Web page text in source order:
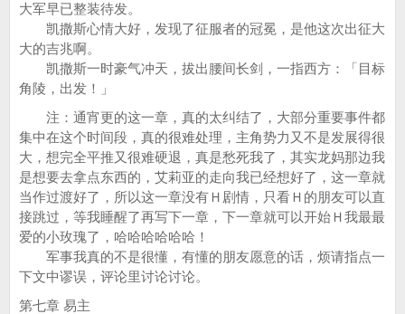
大军早已整装待发。
凯撒斯心情大好，发现了征服者的冠冕，是他这次出征大
大的吉兆啊。
凯撒斯一时豪气冲天，拔出腰间长剑，一指西方：「目标
角陵，出发！」
注：通宵更的这一章，真的太纠结了，大部分重要事件都
集中在这个时间段，真的很难处理，主角势力又不是发展得很
大，想完全平推又很难硬退，真是愁死我了，其实龙妈那边我
是想要去拿点东西的，艾莉亚的走向我已经想好了，这一章就
当作过渡好了，所以这一章没有Ｈ剧情，只看Ｈ的朋友可以直
接跳过，等我睡醒了再写下一章，下一章就可以开始Ｈ我最最
爱的小玫瑰了，哈哈哈哈哈哈！
军事我真的不是很懂，有懂的朋友愿意的话，烦请指点一
下文中谬误，评论里讨论讨论。
第七章 易主